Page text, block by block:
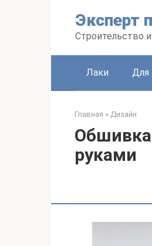
Эксперт
Строительство
Лаки Для
Главная » Дизайн
Обшивка
руками